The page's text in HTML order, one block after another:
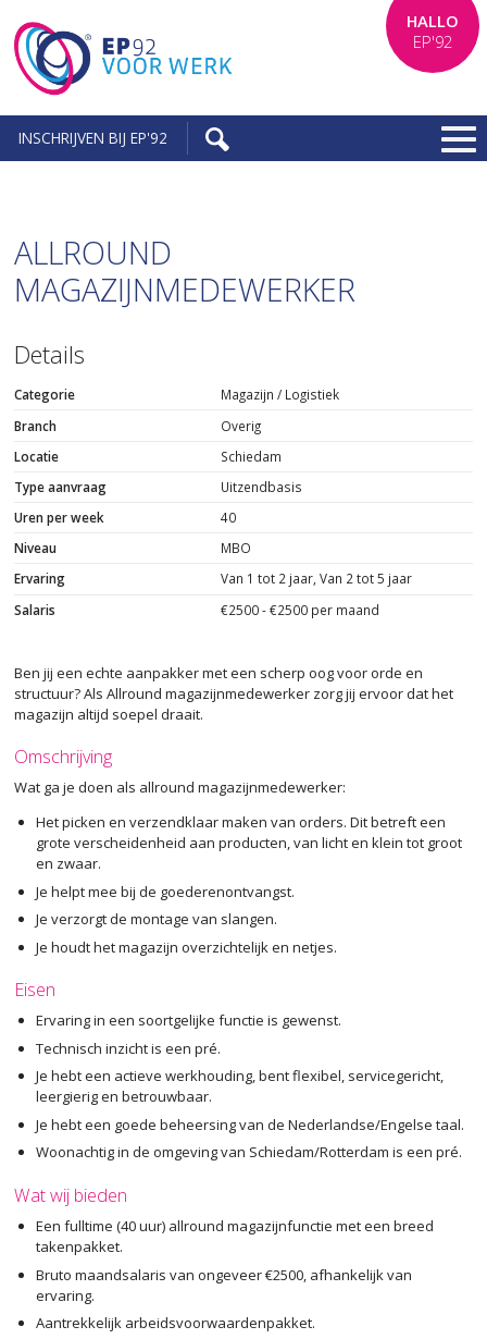
HALLO
EP'92
INSCHRIJVEN BIJ EP'92
ALLROUND
MAGAZIJNMEDEWERKER
Details
Categorie
Magazijn / Logistiek
Branch
Overig
Locatie
Schiedam
Type aanvraag
Uitzendbasis
Uren per week
40
Niveau
MBO
Ervaring
Van 1 tot 2 jaar, Van 2 tot 5 jaar
Salaris
€2500 - €2500 per maand
Ben jij een echte aanpakker met een scherp oog voor orde en
structuur? Als Allround magazijnmedewerker zorg jij ervoor dat het
magazijn altijd soepel draait.
Omschrijving
Wat ga je doen als allround magazijnmedewerker:
Het picken en verzendklaar maken van orders. Dit betreft een
grote verscheidenheid aan producten, van licht en klein tot groot
en zwaar.
Je helpt mee bij de goederenontvangst.
Je verzorgt de montage van slangen.
Je houdt het magazijn overzichtelijk en netjes.
Eisen
Ervaring in een soortgelijke functie is gewenst.
Technisch inzicht is een pré.
Je hebt een actieve werkhouding, bent flexibel, servicegericht,
leergierig en betrouwbaar.
Je hebt een goede beheersing van de Nederlandse/Engelse taal.
Woonachtig in de omgeving van Schiedam/Rotterdam is een pré.
Wat wij bieden
Een fulltime (40 uur) allround magazijnfunctie met een breed
takenpakket.
Bruto maandsalaris van ongeveer €2500, afhankelijk van
ervaring.
Aantrekkelijk arbeidsvoorwaardenpakket.